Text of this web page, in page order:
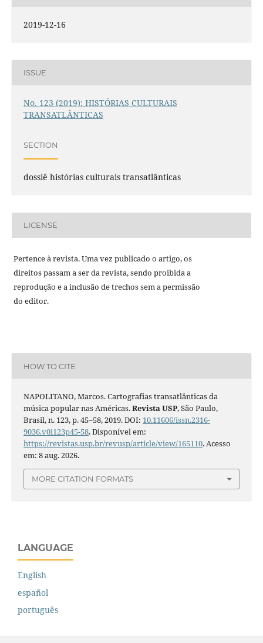
2019-12-16
ISSUE
No. 123 (2019): HISTÓRIAS CULTURAIS
TRANSATLÂNTICAS
SECTION
dossiê histórias culturais transatlânticas
LICENSE
Pertence à revista. Uma vez publicado o artigo, os
direitos passam a ser da revista, sendo proibida a
reprodução e a inclusão de trechos sem a permissão
do editor.
HOW TO CITE
NAPOLITANO, Marcos. Cartografias transatlânticas da
música popular nas Américas.Revista USP, São Paulo,
Brasil, n. 123, p. 45–58, 2019. DOI: 10.11606/issn.2316-
9036.v0i123p45-58. Disponível em:
https://revistas.usp.br/revusp/article/view/165110. Acesso
em: 8 aug. 2026.
MORE CITATION FORMATS
LANGUAGE
English
español
português